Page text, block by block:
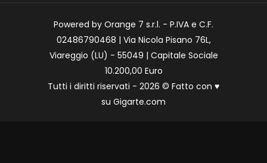
Powered by Orange 7 s.r.l. - P.IVA e C.F.
02486790468 | Via Nicola Pisano 76L,
Viareggio (LU) - 55049 | Capitale Sociale
10.200,00 Euro
Tutti i diritti riservati - 2026 © Fatto con ♥
su Gigarte.com